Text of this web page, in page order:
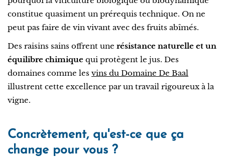
constitue quasiment un prérequis technique. On ne
peut pas faire de vin vivant avec des fruits abîmés.
Des raisins sains offrent une résistance naturelle et un
équilibre chimique qui protègent le jus. Des
domaines comme les vins du Domaine De Baal
illustrent cette excellence par un travail rigoureux à la
vigne.
Concrètement, qu'est-ce que ça
change pour vous ?